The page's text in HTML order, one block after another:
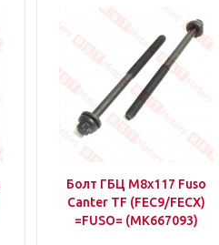
Болт ГБЦ M8x117 Fuso
Canter TF (FEC9/FECX)
=FUSO= (MK667093)